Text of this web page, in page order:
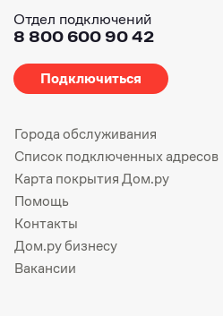
Отдел подключений
8 800 600 90 42
Подключиться
Города обслуживания
Список подключенных адресов
Карта покрытия Дом.ру
Помощь
Контакты
Дом.ру бизнесу
Вакансии